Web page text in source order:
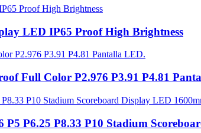
LED IP65 Proof High Brightness
Full Color P2.976 P3.91 P4.81
P5 P6.25 P8.33 P10 Stadium